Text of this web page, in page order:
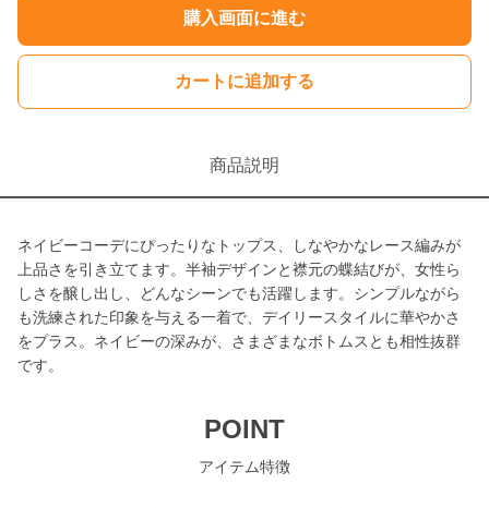
購入画面に進む
カートに追加する
商品説明
ネイビーコーデにぴったりなトップス、しなやかなレース編みが
上品さを引き立てます。半袖デザインと襟元の蝶結びが、女性ら
しさを醸し出し、どんなシーンでも活躍します。シンプルながら
も洗練された印象を与える一着で、デイリースタイルに華やかさ
をプラス。ネイビーの深みが、さまざまなボトムスとも相性抜群
です。
POINT
アイテム特徴